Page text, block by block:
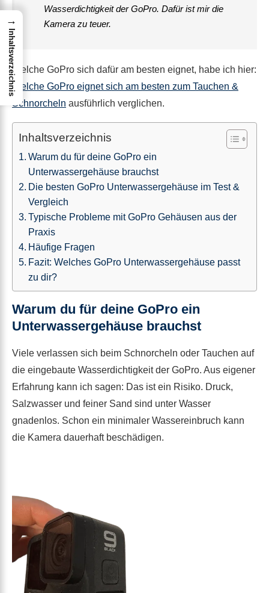
Wasserdichtigkeit der GoPro. Dafür ist mir die
Kamera zu teuer.
Welche GoPro sich dafür am besten eignet, habe ich hier:
Welche GoPro eignet sich am besten zum Tauchen &
Schnorcheln ausführlich verglichen.
Inhaltsverzeichnis
Warum du für deine GoPro ein
Unterwassergehäuse brauchst
Die besten GoPro Unterwassergehäuse im Test &
Vergleich
Typische Probleme mit GoPro Gehäusen aus der
Praxis
Häufige Fragen
Fazit: Welches GoPro Unterwassergehäuse passt
zu dir?
Warum du für deine GoPro ein
Unterwassergehäuse brauchst
Viele verlassen sich beim Schnorcheln oder Tauchen auf
die eingebaute Wasserdichtigkeit der GoPro. Aus eigener
Erfahrung kann ich sagen: Das ist ein Risiko. Druck,
Salzwasser und feiner Sand sind unter Wasser
gnadenlos. Schon ein minimaler Wassereinbruch kann
die Kamera dauerhaft beschädigen.
→
Inhaltsverzeichnis